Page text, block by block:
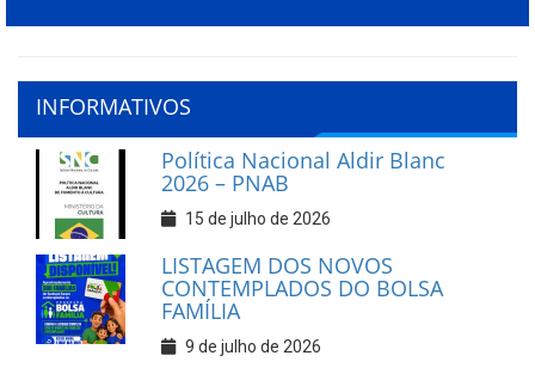
INFORMATIVOS
Política Nacional Aldir Blanc
2026 – PNAB
15 de julho de 2026
LISTAGEM DOS NOVOS
CONTEMPLADOS DO BOLSA
FAMÍLIA
9 de julho de 2026